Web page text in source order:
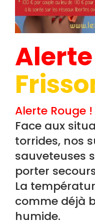
Alerte
Alerte Rouge !
Face aux
torrides, nos
sauveteuses
porter
La
comme déjà
humide.